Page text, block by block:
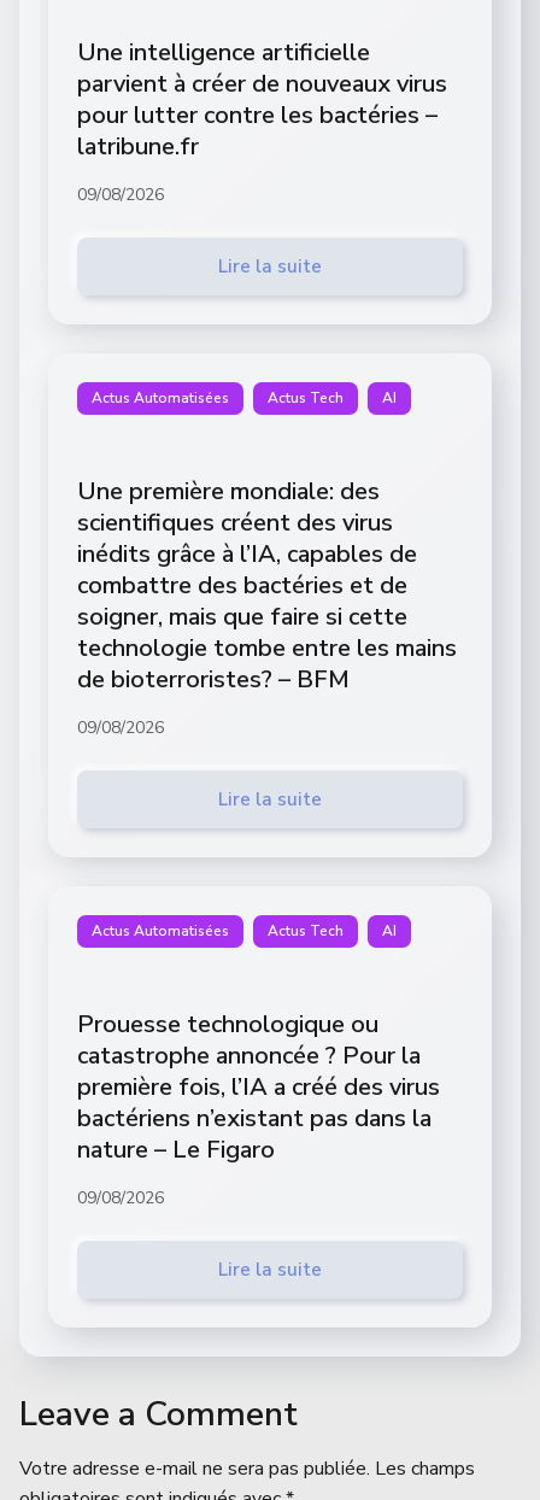
Une intelligence artificielle
parvient à créer de nouveaux virus
pour lutter contre les bactéries –
latribune.fr
09/08/2026
Lire la suite
Actus Automatisées Actus Tech AI
Une première mondiale: des
scientifiques créent des virus
inédits grâce à l’IA, capables de
combattre des bactéries et de
soigner, mais que faire si cette
technologie tombe entre les mains
de bioterroristes? – BFM
09/08/2026
Lire la suite
Actus Automatisées Actus Tech AI
Prouesse technologique ou
catastrophe annoncée ? Pour la
première fois, l’IA a créé des virus
bactériens n’existant pas dans la
nature – Le Figaro
09/08/2026
Lire la suite
Leave a Comment
Votre adresse e-mail ne sera pas publiée. Les champs